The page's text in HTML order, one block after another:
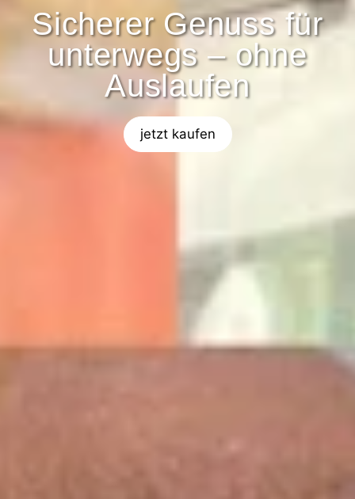
Sicherer Genuss für
unterwegs – ohne
Auslaufen
jetzt kaufen